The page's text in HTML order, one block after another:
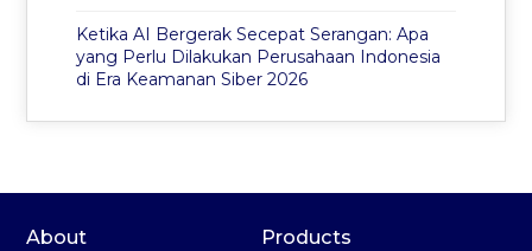
Ketika AI Bergerak Secepat Serangan: Apa
yang Perlu Dilakukan Perusahaan Indonesia
di Era Keamanan Siber 2026
About Products